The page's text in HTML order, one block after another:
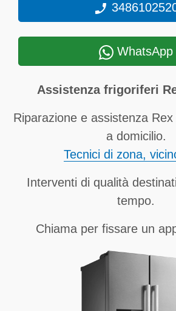
WhatsApp
Assistenza frigoriferi
Riparazione e assistenza
a domicilio.
Tecnici di zona,
Interventi di qualità
tempo.
Chiama per fissare un